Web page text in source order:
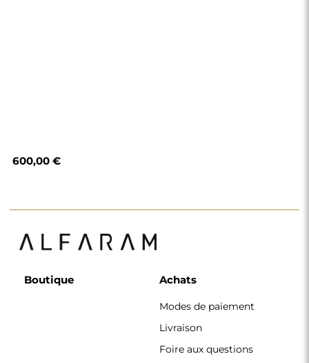
600,00 €
Boutique Achats
Modes de paiement
Livraison
Foire aux questions